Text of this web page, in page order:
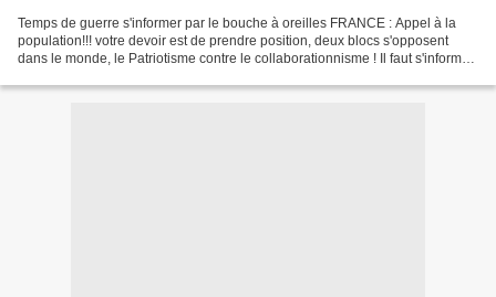
Temps de guerre s'informer par le bouche à oreilles FRANCE : Appel à la
population!!! votre devoir est de prendre position, deux blocs s'opposent
dans le monde, le Patriotisme contre le collaborationnisme ! Il faut s'informer